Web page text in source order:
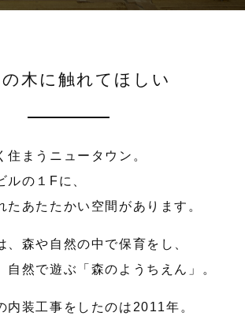
木に触れてほしい
住まうニュータウン。
ルの１Fに、
たあたたかい空間があります。
、森や自然の中で保育をし、
自然で遊ぶ「森のようちえん」。
内装工事をしたのは2011年。